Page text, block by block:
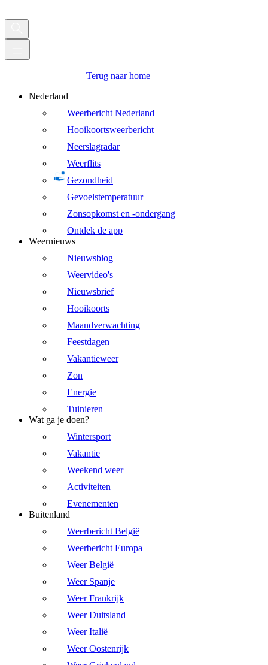
Terug naar home
Nederland
Weerbericht Nederland
Hooikoortsweerbericht
Neerslagradar
Weerflits
Gezondheid
Gevoelstemperatuur
Zonsopkomst en -ondergang
Ontdek de app
Weernieuws
Nieuwsblog
Weervideo's
Nieuwsbrief
Hooikoorts
Maandverwachting
Feestdagen
Vakantieweer
Zon
Energie
Tuinieren
Wat ga je doen?
Wintersport
Vakantie
Weekend weer
Activiteiten
Evenementen
Buitenland
Weerbericht België
Weerbericht Europa
Weer België
Weer Spanje
Weer Frankrijk
Weer Duitsland
Weer Italië
Weer Oostenrijk